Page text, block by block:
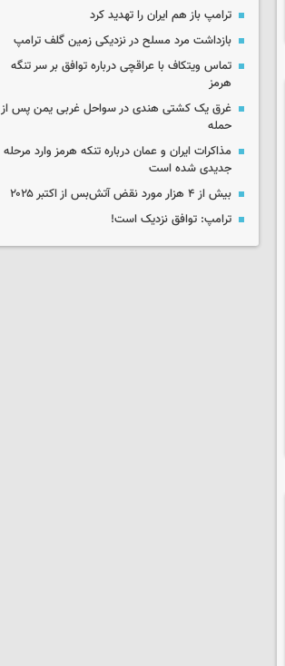
ترامپ باز هم ایران را تهدید کرد
بازداشت مرد مسلح در نزدیکی زمین گلف ترامپ
تماس ویتکاف با عراقچی درباره توافق بر سر تنگه
هرمز
غرق یک کشتی هندی در سواحل غربی یمن پس از
حمله
مذاکرات ایران و عمان درباره تنکه هرمز وارد مرحله
جدیدی شده است
بیش از ۴ هزار مورد نقض آتش‌بس از اکتبر ۲۰۲۵
ترامپ: توافق نزدیک است!